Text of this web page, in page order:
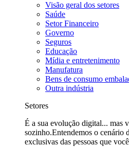
Visão geral dos setores
Saúde
Setor Financeiro
Governo
Seguros
Educação
Mídia e entretenimento
Manufatura
Bens de consumo
Outra indústria
Setores
É a sua evolução digital... mas
sozinho.Entendemos o cenário
exclusivas das pessoas que